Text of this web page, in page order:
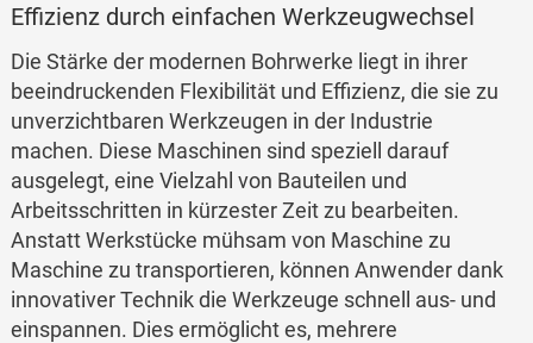
Effizienz durch einfachen Werkzeugwechsel
Die Stärke der modernen Bohrwerke liegt in ihrer
beeindruckenden Flexibilität und Effizienz, die sie zu
unverzichtbaren Werkzeugen in der Industrie
machen. Diese Maschinen sind speziell darauf
ausgelegt, eine Vielzahl von Bauteilen und
Arbeitsschritten in kürzester Zeit zu bearbeiten.
Anstatt Werkstücke mühsam von Maschine zu
Maschine zu transportieren, können Anwender dank
innovativer Technik die Werkzeuge schnell aus- und
einspannen. Dies ermöglicht es, mehrere